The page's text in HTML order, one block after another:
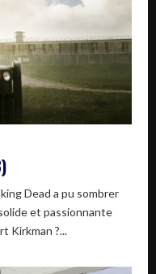
Dead a pu sombrer
et passionnante
Kirkman ?...